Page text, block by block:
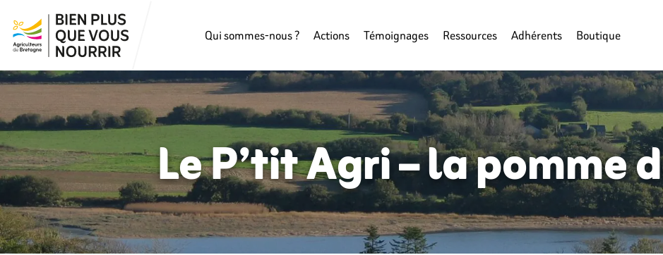
Qui sommes-nous ? Actions Témoignages Ressources Adhérents Boutique
Le P’tit Agri – la pomme